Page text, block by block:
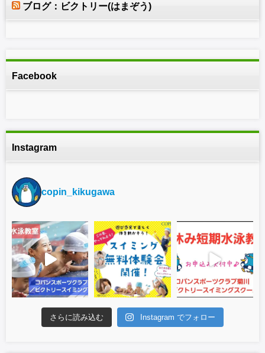
ブログ：ビクトリー(はまぞう)
Facebook
Instagram
copin_kikugawa
さらに読み込む Instagram でフォロー